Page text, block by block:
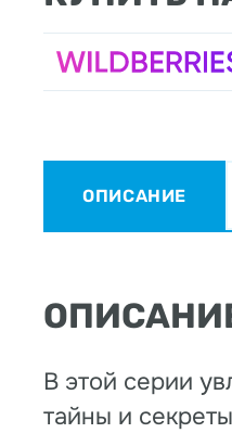
ОПИСАНИЕ
В этой серии
тайны и